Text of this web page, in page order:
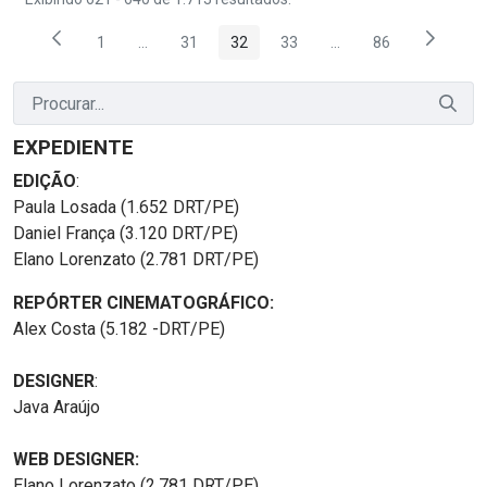
Página
1 ...Páginas intermediárias Usar ABA para navegar.
Página
31 Página
32 Página
33 ...PáginasPágina
86
EXPEDIENTE
EDIÇÃO:
Paula Losada (1.652 DRT/PE)
Daniel França (3.120 DRT/PE)
Elano Lorenzato (2.781 DRT/PE)
REPÓRTER CINEMATOGRÁFICO:
Alex Costa (5.182 -DRT/PE)
DESIGNER:
Java Araújo
WEB DESIGNER: